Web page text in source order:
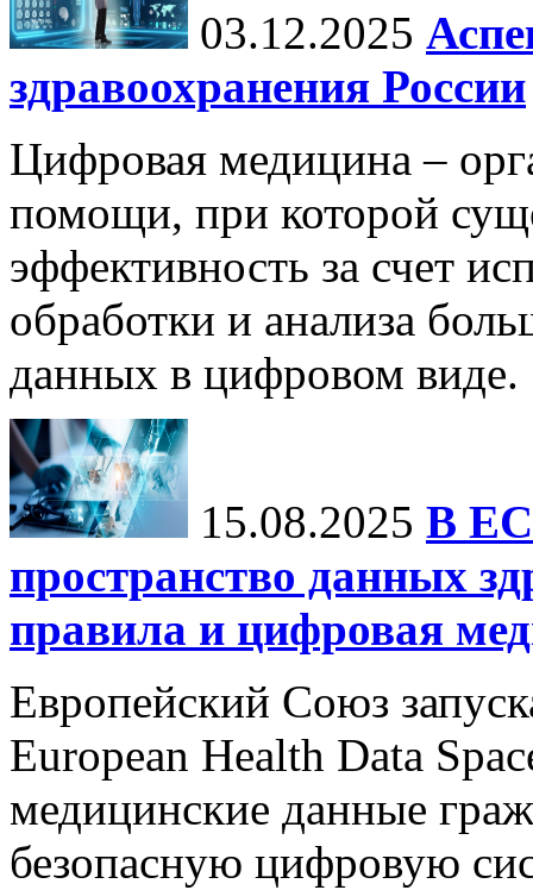
03.12.2025
здравоохранения России
Цифровая медицина –
помощи, при которой
эффективность за счет
обработки и анализа
данных в цифровом виде.
15.08.2025 В ЕС
пространство данных
правила и цифровая
Европейский Союз
European Health Data
медицинские данные
безопасную цифровую